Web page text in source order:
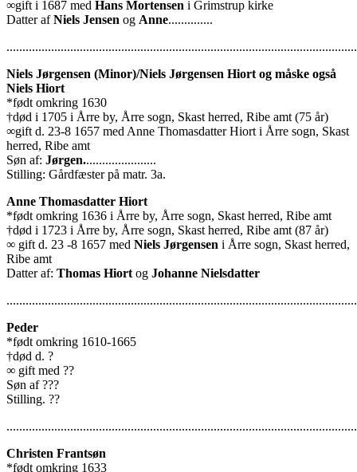
∞gift i 1687 med Hans Mortensen i Grimstrup kirke
Datter afNiels Jensen og Anne..............
Niels Jørgensen (Minor)/Niels Jørgensen Hiort og måske også
Niels Hiort
*født omkring 1630
†død i 1705 i Årre by, Årre sogn, Skast herred, Ribe amt (75 år)
∞gift d. 23-8 1657 med Anne Thomasdatter Hiort i Årre sogn, Skast
herred, Ribe amt
Søn af: Jørgen.......................
Stilling: Gårdfæster på matr. 3a.
Anne Thomasdatter Hiort
*født omkring 1636 i Årre by, Årre sogn, Skast herred, Ribe amt
†død i 1723 i Årre by, Årre sogn, Skast herred, Ribe amt (87 år)
∞ gift d. 23 -8 1657 med Niels Jørgensen i Årre sogn, Skast herred,
Ribe amt
Datter af: Thomas Hiort og Johanne Nielsdatter
Peder
*født omkring 1610-1665
†død d. ?
∞ gift med ??
Søn af ???
Stilling. ??
Christen Frantsøn
*født omkring 1633